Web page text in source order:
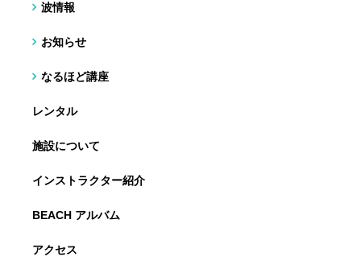
波情報
お知らせ
なるほど講座
レンタル
施設について
インストラクター紹介
BEACH アルバム
アクセス